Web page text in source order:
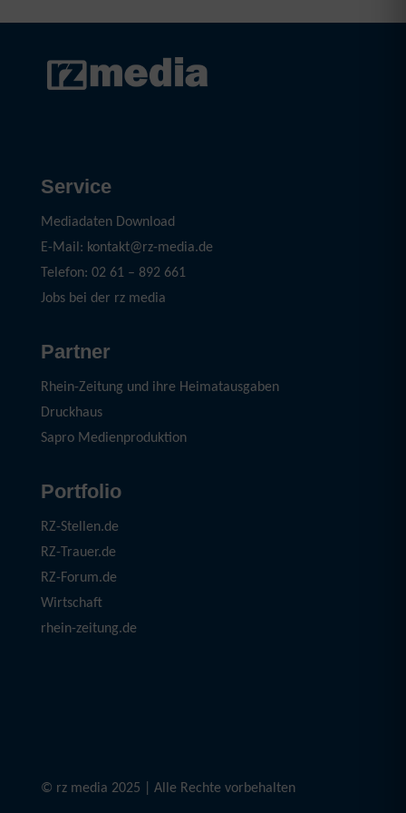
Wir beraten Sie gerne persönlich zu Formatwahl,
Kombinationen oder Gestaltungsmöglichkeiten.
Service
Mediadaten Download
E-Mail: kontakt@rz-media.de
Telefon: 02 61 – 892 661
Jobs bei der rz media
Partner
Rhein-Zeitung und ihre Heimatausgaben
Druckhaus
Sapro Medienproduktion
Portfolio
RZ-Stellen.de
RZ-Trauer.de
RZ-Forum.de
Wirtschaft
rhein-zeitung.de
© rz media 2025 | Alle Rechte vorbehalten